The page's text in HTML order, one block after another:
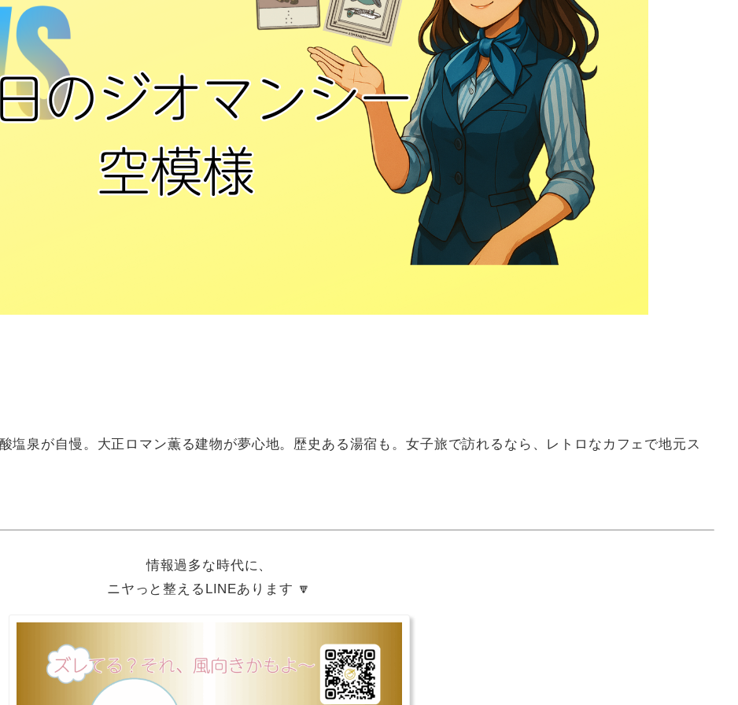
塩泉が自慢。大正ロマン薫る建物が夢心地。歴史ある湯宿も。女子旅で訪れるなら、レトロなカフェで地元ス
情報過多な時代に、
ニヤっと整えるLINEあります 🔽